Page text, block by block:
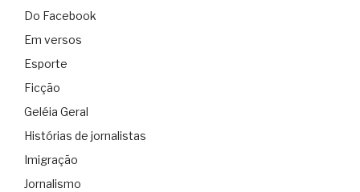
Do Facebook
Em versos
Esporte
Ficção
Geléia Geral
Histórias de jornalistas
Imigração
Jornalismo